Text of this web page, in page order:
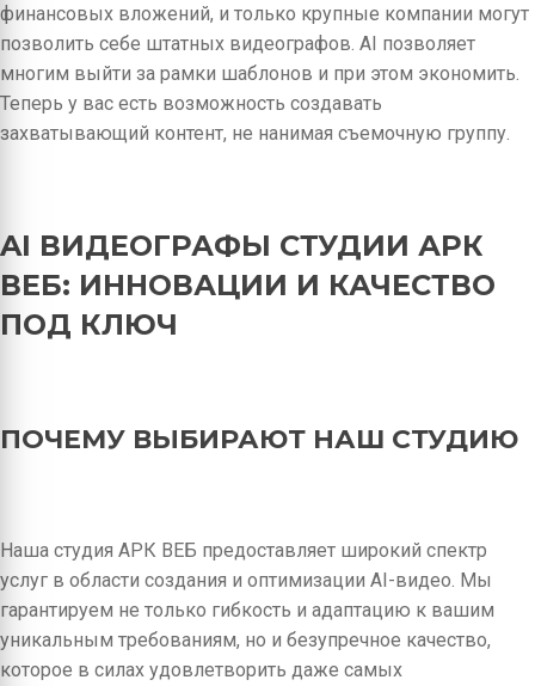
финансовых вложений, и только крупные компании могут
позволить себе штатных видеографов. AI позволяет
многим выйти за рамки шаблонов и при этом экономить.
Теперь у вас есть возможность создавать
захватывающий контент, не нанимая съемочную группу.
AI ВИДЕОГРАФЫ СТУДИИ АРК
ВЕБ: ИННОВАЦИИ И КАЧЕСТВО
ПОД КЛЮЧ
ПОЧЕМУ ВЫБИРАЮТ НАШ СТУДИЮ
Наша студия АРК ВЕБ предоставляет широкий спектр
услуг в области создания и оптимизации AI-видео. Мы
гарантируем не только гибкость и адаптацию к вашим
уникальным требованиям, но и безупречное качество,
которое в силах удовлетворить даже самых